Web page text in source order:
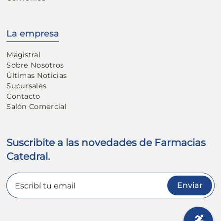
La empresa
Magistral
Sobre Nosotros
Últimas Noticias
Sucursales
Contacto
Salón Comercial
Suscribite a las novedades de Farmacias
Catedral.
Enviar